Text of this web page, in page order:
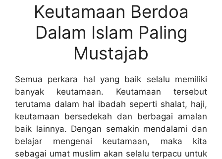
Keutamaan Berdoa
Dalam Islam Paling
Mustajab
Semua perkara hal yang baik selalu memiliki
banyak keutamaan. Keutamaan tersebut
terutama dalam hal ibadah seperti shalat, haji,
keutamaan bersedekah dan berbagai amalan
baik lainnya. Dengan semakin mendalami dan
belajar mengenai keutamaan, maka kita
sebagai umat muslim akan selalu terpacu untuk